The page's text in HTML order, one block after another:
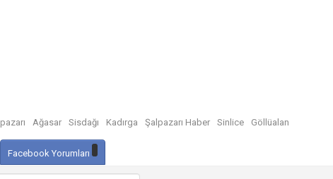
Ağasar Sisdağı Kadırga Şalpazarı Haber Sinlice Göllüalan
Facebook Yorumları